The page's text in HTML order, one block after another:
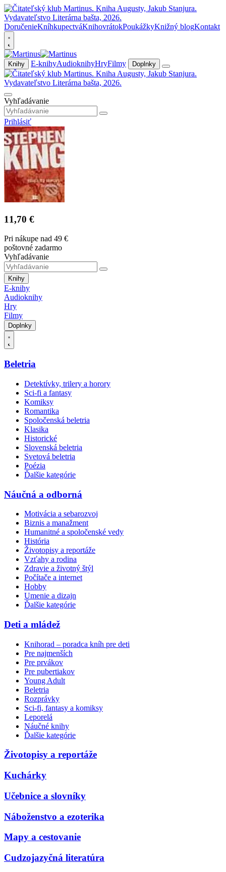
DoručenieKníhkupectváKnihovrátokPoukážkyKnižný blogKontakt
Knihy E-knihyAudioknihyHryFilmy Doplnky
Vyhľadávanie
Prihlásiť
11,70 €
Pri nákupe nad 49 €
poštovné zadarmo
Vyhľadávanie
Knihy
E-knihy
Audioknihy
Hry
Filmy
Doplnky
Beletria
Detektívky, trilery a horory
Sci-fi a fantasy
Komiksy
Romantika
Spoločenská beletria
Klasika
Historické
Slovenská beletria
Svetová beletria
Poézia
Ďalšie kategórie
Náučná a odborná
Motivácia a sebarozvoj
Biznis a manažment
Humanitné a spoločenské vedy
História
Životopisy a reportáže
Vzťahy a rodina
Zdravie a životný štýl
Počítače a internet
Hobby
Umenie a dizajn
Ďalšie kategórie
Deti a mládež
Knihorad – poradca kníh pre deti
Pre najmenších
Pre prvákov
Pre pubertiakov
Young Adult
Beletria
Rozprávky
Sci-fi, fantasy a komiksy
Leporelá
Náučné knihy
Ďalšie kategórie
Životopisy a reportáže
Kuchárky
Učebnice a slovníky
Náboženstvo a ezoterika
Mapy a cestovanie
Cudzojazyčná literatúra